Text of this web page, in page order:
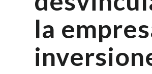
la